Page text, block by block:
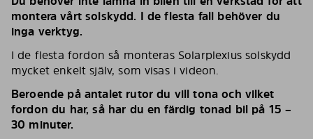
montera vårt solskydd. I de flesta fall behöver du
inga verktyg.
I de flesta fordon så monteras Solarplexius solskydd
mycket enkelt själv, som visas i videon.
Beroende på antalet rutor du vill tona och vilket
fordon du har, så har du en färdig tonad bil på 15 –
30 minuter.